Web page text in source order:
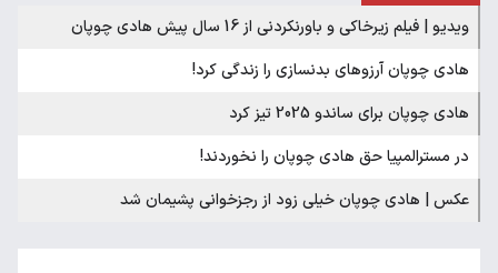
ویدیو | فیلم زیرخاکی و باورنکردنی از 16 سال پیش هادی‌ چوپان
هادی چوپان آرزوهای بدنسازی را زندگی کرد!
هادی چوپان برای ساندو 2025 تیز کرد
در مسترالمپیا حق هادی چوپان را نخوردند!
عکس | هادی چوپان خیلی زود از رجزخوانی پشیمان شد